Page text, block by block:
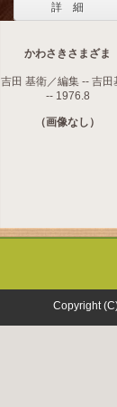
詳 細
かわさきさまざま
吉田 基衛／編集 -- 吉田
-- 1976.8
（画像なし）
Copyright